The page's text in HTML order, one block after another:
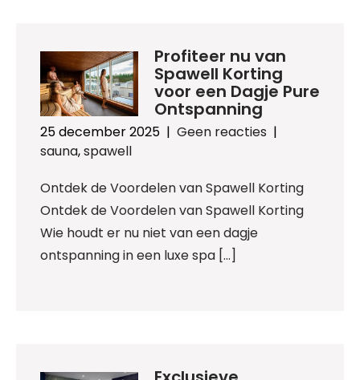
Profiteer nu van
Spawell Korting
voor een Dagje Pure
Ontspanning
25 december 2025 | Geen reacties |
sauna,spawell
Ontdek de Voordelen van Spawell Korting
Ontdek de Voordelen van Spawell Korting
Wie houdt er nu niet van een dagje
ontspanning in een luxe spa […]